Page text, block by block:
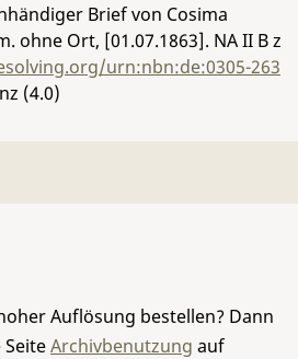
Brief von Cosima
ohne Ort, [01.07.1863]. NA II B z
urn:nbn:de:0305-263
(4.0)
Auflösung bestellen? Dann
Archivbenutzung auf